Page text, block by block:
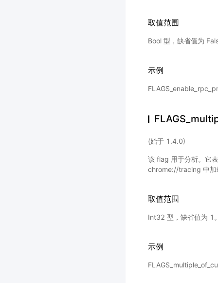
取值范围
Bool 型，缺省值为
示例
(始于 1.4.0)
该 flag 用于分析。它
chrome://tracing 中加
取值范围
Int32 型，缺省值为 1
示例